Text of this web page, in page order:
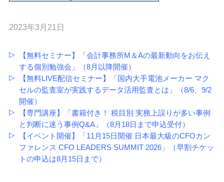
2023年3月21日
【無料セミナー】「会計事務所M＆Aの最新動向をお伝え
する個別勉強会」（8月以降開催）
【無料LIVE配信セミナー】「国内大手電池メーカー マク
セルの監査室が実践するデータ活用監査とは」（8/6、9/2
開催）
【専門講座】「書籍付き！ 税目別 実務上誤りが多い事例
と判断に迷う事例Q&A」（8月18日まで申込受付）
【イベント開催】「11月15日開催 日本最大級のCFOカン
ファレンス CFO LEADERS SUMMIT 2026」（早割チケッ
トの申込は8月15日まで）